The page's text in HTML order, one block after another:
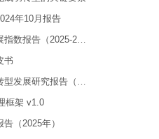
年10月报告
报告（2025-2026）
书
展研究报告（2025）
框架 v1.0
（2025年）